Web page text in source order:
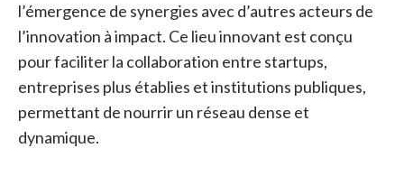
l’émergence de synergies avec d’autres acteurs de
l’innovation à impact. Ce lieu innovant est conçu
pour faciliter la collaboration entre startups,
entreprises plus établies et institutions publiques,
permettant de nourrir un réseau dense et
dynamique.